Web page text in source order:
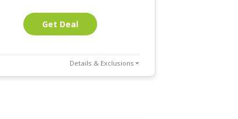
Get Deal
Details & Exclusions